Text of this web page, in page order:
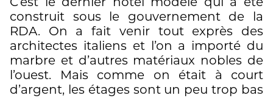
C’est le dernier hôtel modèle qui a été
construit sous le gouvernement de la
RDA. On a fait venir tout exprès des
architectes italiens et l’on a importé du
marbre et d’autres matériaux nobles de
l’ouest. Mais comme on était à court
d’argent, les étages sont un peu trop bas